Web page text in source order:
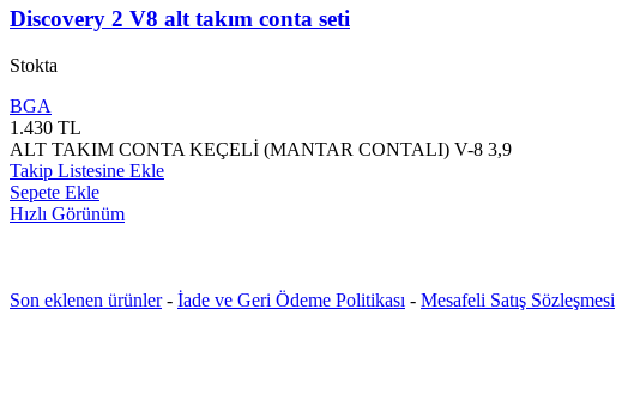
Discovery 2 V8 alt takım conta seti
Stokta
BGA
1.430 TL
ALT TAKIM CONTA KEÇELİ (MANTAR CONTALI) V-8 3,9
Takip Listesine Ekle
Sepete Ekle
Hızlı Görünüm
Son eklenen ürünler- İade ve Geri Ödeme Politikası - Mesafeli Satış Sözleşmesi